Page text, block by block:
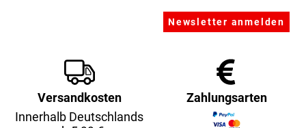
Versandkosten
Innerhalb Deutschlands
Zahlungsarten